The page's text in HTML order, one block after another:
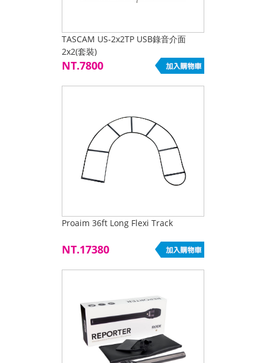
TASCAM US-2x2TP USB錄音介面
2x2(套裝)
NT.7800
Proaim 36ft Long Flexi Track
NT.17380